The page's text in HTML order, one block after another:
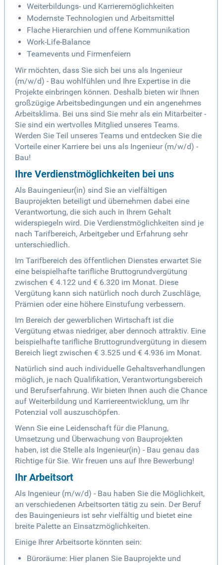
Weiterbildungs- und Karrieremöglichkeiten
Modernste Technologien und Arbeitsmittel
Flache Hierarchien und offene Kommunikation
Work-Life-Balance
Teamevents und Firmenfeiern
Wir möchten, dass Sie sich bei uns als Ingenieur
(m/w/d) - Bau wohlfühlen und Ihre Expertise in die
Projekte einbringen können. Deshalb bieten wir Ihnen
großzügige Arbeitsbedingungen und ein angenehmes
Arbeitsklima. Bei uns sind Sie mehr als ein Mitarbeiter -
Sie sind ein wertvolles Mitglied unseres Teams.
Werden Sie Teil unseres Teams und entdecken Sie die
Vorteile einer Karriere bei uns als Ingenieur (m/w/d) -
Bau!
Ihre Verdienstmöglichkeiten bei uns
Als Bauingenieur(in) sind Sie an vielfältigen
Bauprojekten beteiligt und übernehmen dabei eine
Verantwortung, die sich auch in Ihrem Gehalt
widerspiegeln wird. Die Verdienstmöglichkeiten sind je
nach Tarifbereich, Arbeitgeber und Erfahrung sehr
unterschiedlich.
Im Tarifbereich des öffentlichen Dienstes erwartet Sie
eine beispielhafte tarifliche Bruttogrundvergütung
zwischen € 4.122 und € 6.320 im Monat. Diese
Vergütung kann sich natürlich noch durch Zuschläge,
Prämien oder eine höhere Einstufung verbessern.
Im Bereich der gewerblichen Wirtschaft ist die
Vergütung etwas niedriger, aber dennoch attraktiv. Eine
beispielhafte tarifliche Bruttogrundvergütung in diesem
Bereich liegt zwischen € 3.525 und € 4.936 im Monat.
Natürlich sind auch individuelle Gehaltsverhandlungen
möglich, je nach Qualifikation, Verantwortungsbereich
und Berufserfahrung. Wir bieten Ihnen auch die Chance
auf Weiterbildung und Karriereentwicklung, um Ihr
Potenzial voll auszuschöpfen.
Wenn Sie eine Leidenschaft für die Planung,
Umsetzung und Überwachung von Bauprojekten
haben, ist die Stelle als Ingenieur(in) - Bau genau das
Richtige für Sie. Wir freuen uns auf Ihre Bewerbung!
Ihr Arbeitsort
Als Ingenieur (m/w/d) - Bau haben Sie die Möglichkeit,
an verschiedenen Arbeitsorten tätig zu sein. Der Beruf
des Bauingenieurs ist sehr vielfältig und bietet eine
breite Palette an Einsatzmöglichkeiten.
Einige Ihrer Arbeitsorte könnten sein:
Büroräume: Hier planen Sie Bauprojekte und